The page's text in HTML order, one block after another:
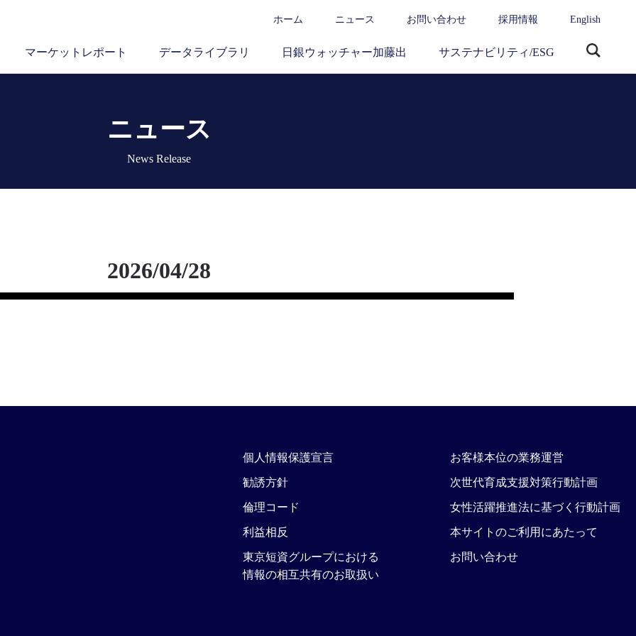
ホーム ニュース お問い合わせ 採用情報 English
マーケットレポート データライブラリ 日銀ウォッチャー加藤出 サステナビリティ/ESG
ニュース
News Release
2026/04/28
個人情報保護宣言
勧誘方針
倫理コード
利益相反
東京短資グループにおける
情報の相互共有のお取扱い
お客様本位の業務運営
次世代育成支援対策行動計画
女性活躍推進法に基づく行動計画
本サイトのご利用にあたって
お問い合わせ